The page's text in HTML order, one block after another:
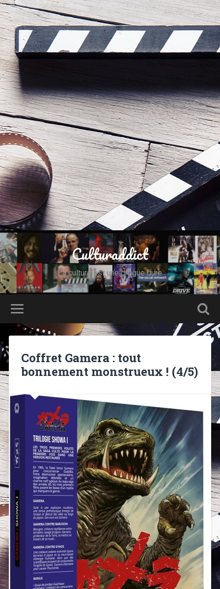
Culturaddict
La culture est une drogue dure
Coffret Gamera : tout
bonnement monstrueux ! (4/5)